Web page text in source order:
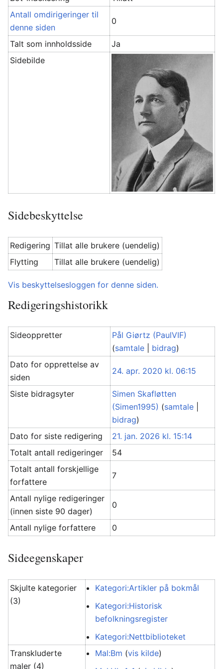
Antall omdirigeringer til
denne siden
0
Talt som innholdsside
Ja
Sidebilde
Sidebeskyttelse
Redigering Tillat alle brukere (uendelig)
Flytting
Tillat alle brukere (uendelig)
Vis beskyttelsesloggen for denne siden.
Redigeringshistorikk
Sideoppretter
Pål Giørtz (PaulVIF)
(samtale bidrag)
Dato for opprettelse av
siden
24. apr. 2020 kl. 06:15
Siste bidragsyter
Simen Skafløtten
(Simen1995) (samtale
bidrag)
Dato for siste redigering
21. jan. 2026 kl. 15:14
Totalt antall redigeringer
54
Totalt antall forskjellige
forfattere
7
Antall nylige redigeringer
(innen siste 90 dager)
0
Antall nylige forfattere 0
Sideegenskaper
Skjulte kategorier
(3)
Kategori:Artikler på bokmål
Kategori:Historisk
befolkningsregister
Kategori:Nettbiblioteket
Transkluderte
maler (4)
Mal:Bm (vis kilde)